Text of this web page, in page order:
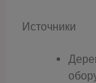
Источники